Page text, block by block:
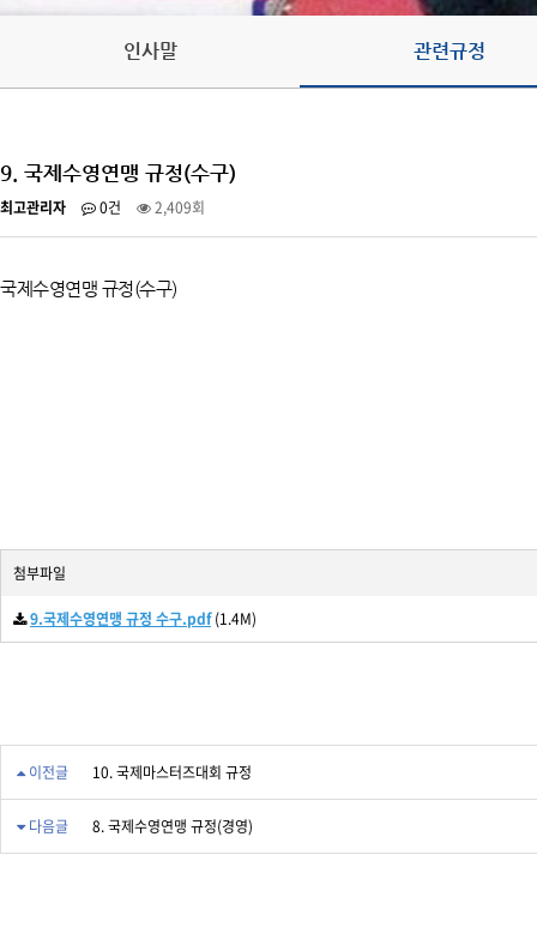
인사말 관련규정
9. 국제수영연맹 규정(수구)
최고관리자 0건 2,409회
국제수영연맹 규정(수구)
첨부파일
9.국제수영연맹 규정 수구.pdf(1.4M)
이전글 10. 국제마스터즈대회 규정
다음글 8. 국제수영연맹 규정(경영)